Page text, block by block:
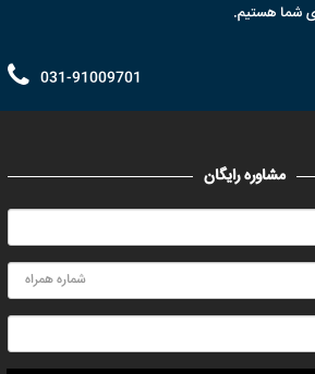
031-91009701
مشاوره رایگان